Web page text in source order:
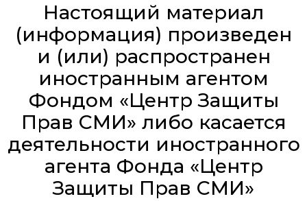
Настоящий материал
(информация) произведен
и (или) распространен
иностранным агентом
Фондом «Центр Защиты
Прав СМИ» либо касается
деятельности иностранного
агента Фонда «Центр
Защиты Прав СМИ»